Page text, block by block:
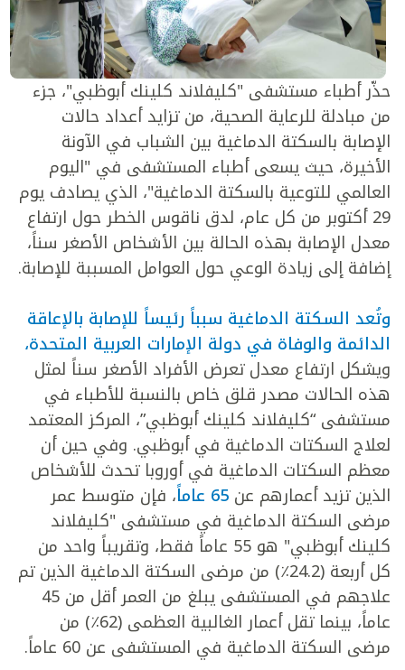
حذّر أطباء مستشفى "كليفلاند كلينك أبوظبي"، جزء
من مبادلة للرعاية الصحية، من تزايد أعداد حالات
الإصابة بالسكتة الدماغية بين الشباب في الآونة
الأخيرة، حيث يسعى أطباء المستشفى في "اليوم
العالمي للتوعية بالسكتة الدماغية"، الذي يصادف يوم
29 أكتوبر من كل عام، لدق ناقوس الخطر حول ارتفاع
معدل الإصابة بهذه الحالة بين الأشخاص الأصغر سناً،
إضافة إلى زيادة الوعي حول العوامل المسببة للإصابة.
وتُعد السكتة الدماغية سبباً رئيساً للإصابة بالإعاقة
الدائمة والوفاة في دولة الإمارات العربية المتحدة،
ويشكل ارتفاع معدل تعرض الأفراد الأصغر سناً لمثل
هذه الحالات مصدر قلق خاص بالنسبة للأطباء في
مستشفى “كليفلاند كلينك أبوظبي”، المركز المعتمد
لعلاج السكتات الدماغية في أبوظبي. وفي حين أن
معظم السكتات الدماغية في أوروبا تحدث للأشخاص
الذين تزيد أعمارهم عن 65 عاماً
، فإن متوسط عمر
مرضى السكتة الدماغية في مستشفى "كليفلاند
كلينك أبوظبي" هو 55 عاماً فقط، وتقريباً واحد من
كل أربعة (24.2٪) من مرضى السكتة الدماغية الذين تم
علاجهم في المستشفى يبلغ من العمر أقل من 45
عاماً، بينما تقل أعمار الغالبية العظمى (62٪) من
مرضى السكتة الدماغية في المستشفى عن 60 عاماً.